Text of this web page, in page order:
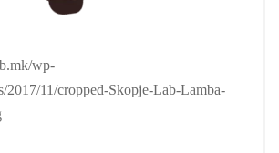
wp-
2017/11/cropped-Skopje-Lab-Lamba-